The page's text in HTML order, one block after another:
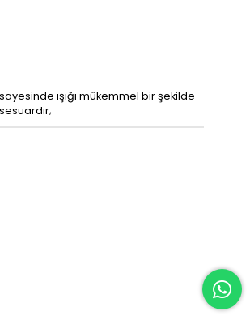
ışığı mükemmel bir şekilde